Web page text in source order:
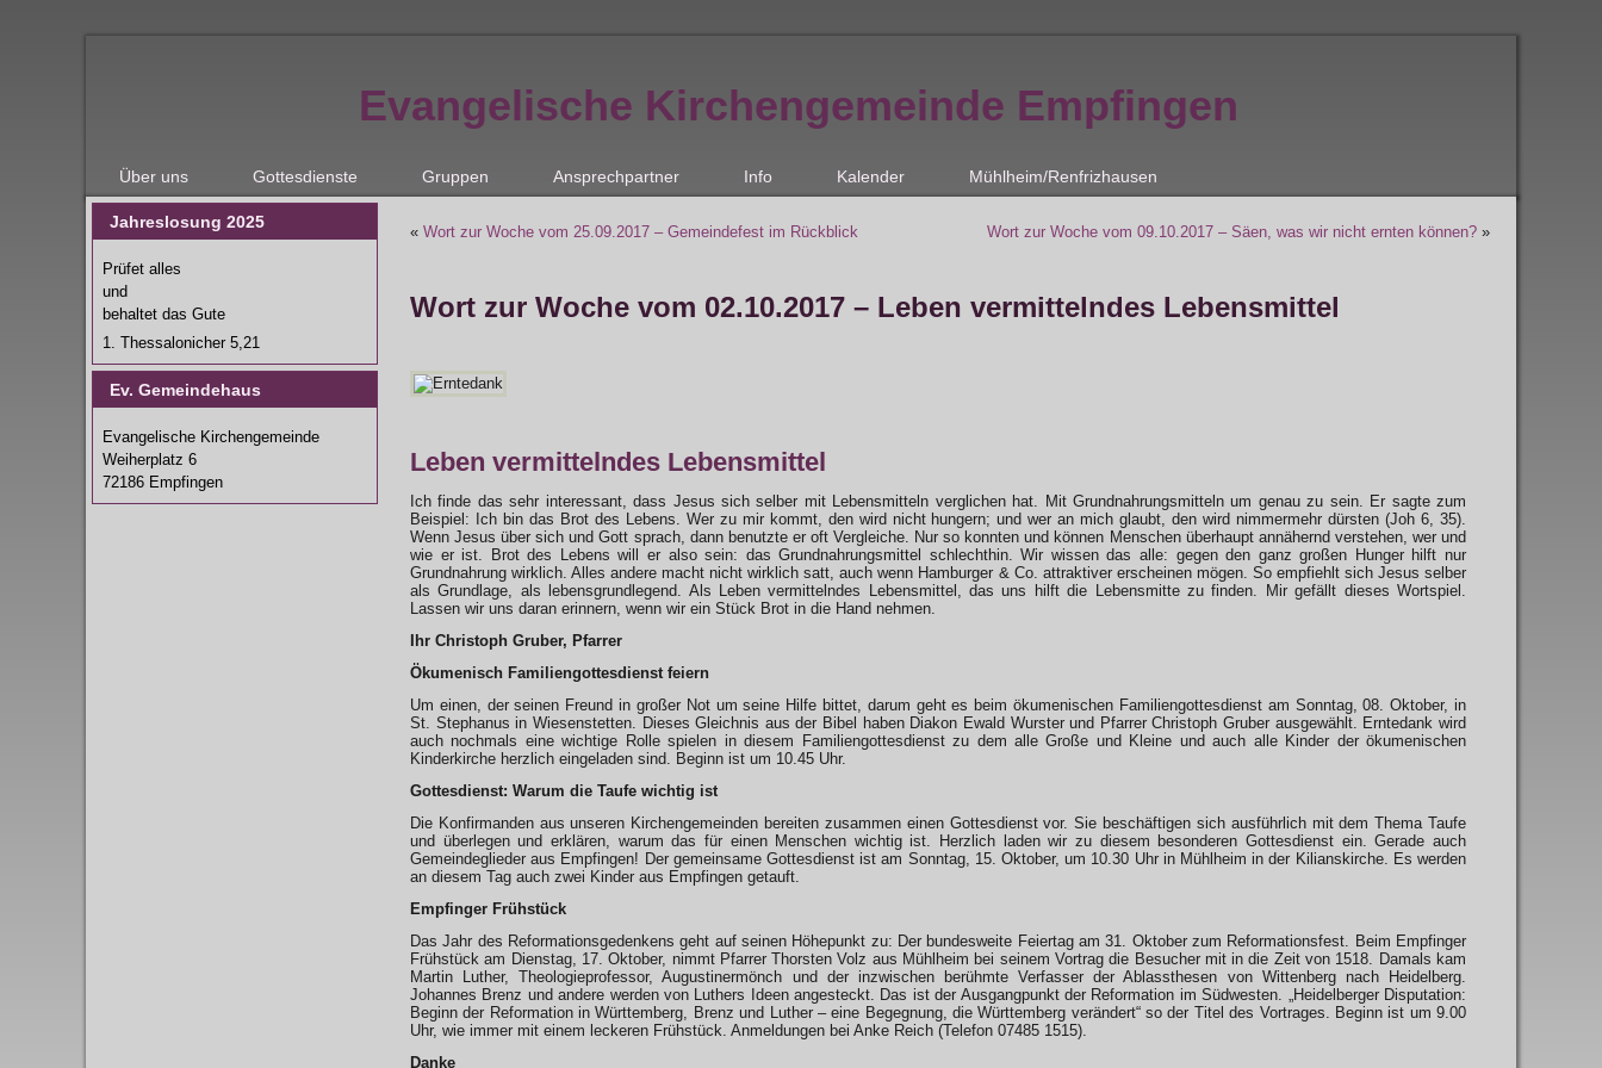
Evangelische Kirchengemeinde Empfingen
Über uns Gottesdienste Gruppen Ansprechpartner Info Kalender Mühlheim/Renfrizhausen
Jahreslosung 2025
Prüfet alles
und
behaltet das Gute
1. Thessalonicher 5,21
Ev. Gemeindehaus
Evangelische Kirchengemeinde
Weiherplatz 6
72186 Empfingen
« Wort zur Woche vom 25.09.2017 – Gemeindefest im Rückblick Wort zur Woche vom 09.10.2017 – Säen, was wir nicht ernten können? »
Wort zur Woche vom 02.10.2017 – Leben vermittelndes Lebensmittel
Leben vermittelndes Lebensmittel
Ich finde das sehr interessant, dass Jesus sich selber mit Lebensmitteln verglichen hat. Mit Grundnahrungsmitteln um genau zu sein. Er sagte zum
Beispiel: Ich bin das Brot des Lebens. Wer zu mir kommt, den wird nicht hungern; und wer an mich glaubt, den wird nimmermehr dürsten (Joh 6, 35).
Wenn Jesus über sich und Gott sprach, dann benutzte er oft Vergleiche. Nur so konnten und können Menschen überhaupt annähernd verstehen, wer und
wie er ist. Brot des Lebens will er also sein: das Grundnahrungsmittel schlechthin. Wir wissen das alle: gegen den ganz großen Hunger hilft nur
Grundnahrung wirklich. Alles andere macht nicht wirklich satt, auch wenn Hamburger & Co. attraktiver erscheinen mögen. So empfiehlt sich Jesus selber
als Grundlage, als lebensgrundlegend. Als Leben vermittelndes Lebensmittel, das uns hilft die Lebensmitte zu finden. Mir gefällt dieses Wortspiel.
Lassen wir uns daran erinnern, wenn wir ein Stück Brot in die Hand nehmen.
Ihr Christoph Gruber, Pfarrer
Ökumenisch Familiengottesdienst feiern
Um einen, der seinen Freund in großer Not um seine Hilfe bittet, darum geht es beim ökumenischen Familiengottesdienst am Sonntag, 08. Oktober, in
St. Stephanus in Wiesenstetten. Dieses Gleichnis aus der Bibel haben Diakon Ewald Wurster und Pfarrer Christoph Gruber ausgewählt. Erntedank wird
auch nochmals eine wichtige Rolle spielen in diesem Familiengottesdienst zu dem alle Große und Kleine und auch alle Kinder der ökumenischen
Kinderkirche herzlich eingeladen sind. Beginn ist um 10.45 Uhr.
Gottesdienst: Warum die Taufe wichtig ist
Die Konfirmanden aus unseren Kirchengemeinden bereiten zusammen einen Gottesdienst vor. Sie beschäftigen sich ausführlich mit dem Thema Taufe
und überlegen und erklären, warum das für einen Menschen wichtig ist. Herzlich laden wir zu diesem besonderen Gottesdienst ein. Gerade auch
Gemeindeglieder aus Empfingen! Der gemeinsame Gottesdienst ist am Sonntag, 15. Oktober, um 10.30 Uhr in Mühlheim in der Kilianskirche. Es werden
an diesem Tag auch zwei Kinder aus Empfingen getauft.
Empfinger Frühstück
Das Jahr des Reformationsgedenkens geht auf seinen Höhepunkt zu: Der bundesweite Feiertag am 31. Oktober zum Reformationsfest. Beim Empfinger
Frühstück am Dienstag, 17. Oktober, nimmt Pfarrer Thorsten Volz aus Mühlheim bei seinem Vortrag die Besucher mit in die Zeit von 1518. Damals kam
Martin Luther, Theologieprofessor, Augustinermönch und der inzwischen berühmte Verfasser der Ablassthesen von Wittenberg nach Heidelberg.
Johannes Brenz und andere werden von Luthers Ideen angesteckt. Das ist der Ausgangpunkt der Reformation im Südwesten. „Heidelberger Disputation:
Beginn der Reformation in Württemberg, Brenz und Luther – eine Begegnung, die Württemberg verändert“ so der Titel des Vortrages. Beginn ist um 9.00
Uhr, wie immer mit einem leckeren Frühstück. Anmeldungen bei Anke Reich (Telefon 07485 1515).
Danke